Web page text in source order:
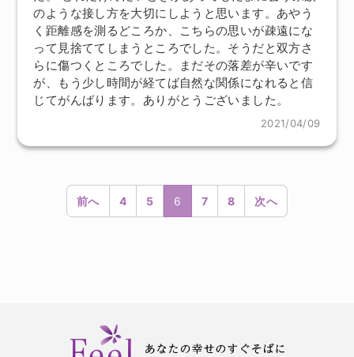
のような接し方を大切にしようと思います。あやう
く距離感を測るどころか、こちらの思いが疎遠にな
って見捨ててしまうところでした。そうだと双方さ
らに傷つくところでした。まだその落差が辛いです
が、もう少し時間が経てば自然な関係になれると信
じてがんばります。ありがとうございました。
2021/04/09
前へ 4 5 6 7 8 次へ